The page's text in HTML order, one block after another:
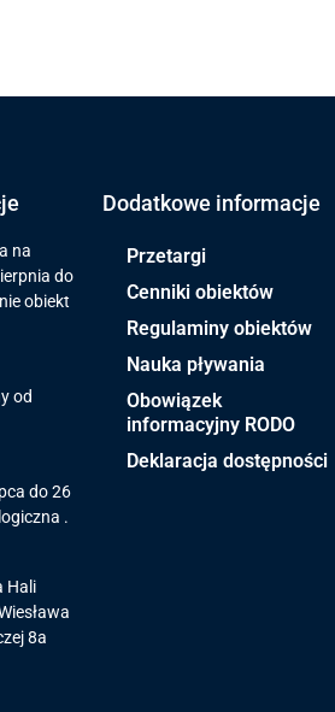
na
do
obiekt
od
do 26
.
Hali
8a
Dodatkowe informacje
Przetargi
Cenniki obiektów
Regulaminy obiektów
Nauka pływania
Obowiązek
informacyjny RODO
Deklaracja dostępności